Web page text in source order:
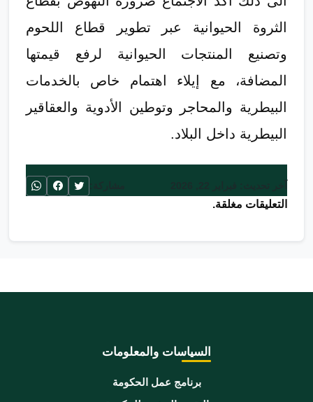
الثروة الحيوانية عبر تطوير قطاع اللحوم
وتصنيع المنتجات الحيوانية لرفع قيمتها
المضافة، مع إيلاء اهتمام خاص بالخدمات
البيطرية والمحاجر وتوطين الأدوية والعقاقير
البيطرية داخل البلاد.
التعليقات مغلقة.
السياسات والمعلومات
برنامج عمل الحكومة